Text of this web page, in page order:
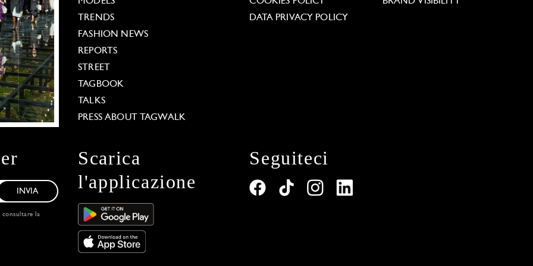
TRENDS
FASHION NEWS
REPORTS
STREET
TAGBOOK
TALKS
PRESS ABOUT TAGWALK
DATA PRIVACY POLICY
INVIA
consultare la
Scarica
l'applicazione
Seguiteci